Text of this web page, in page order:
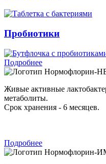
Пробиотики
Подробнее
Нормофлорин-
Живые активные
метаболиты.
Срок хранения - 6 месяцев.
Подробнее
Нормофлорин-